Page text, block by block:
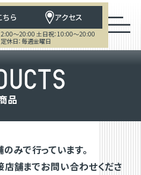
ら アクセス
～20:00 土日祝：10:00～20:00
定休日：毎週金曜日
UCTS
品
みで行っています。
舗までお問い合わせくださ